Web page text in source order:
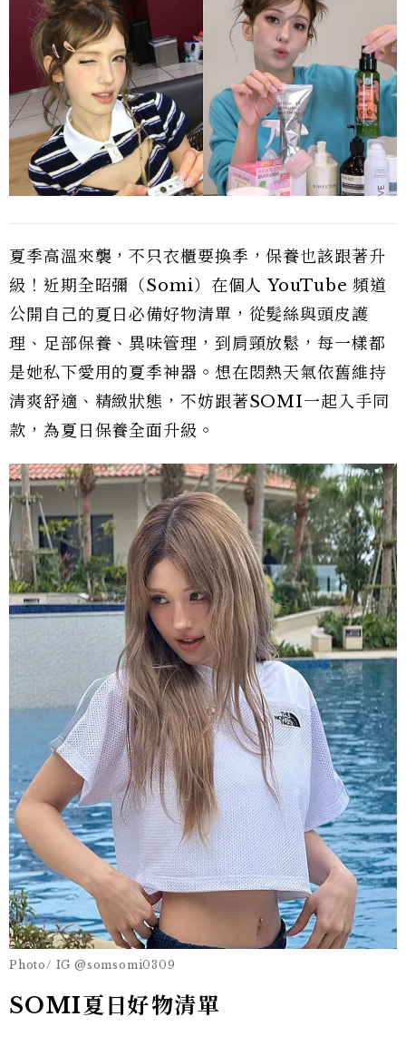
夏季高溫來襲，不只衣櫃要換季，保養也該跟著升
級！近期全昭彌（Somi）在個人 YouTube 頻道
公開自己的夏日必備好物清單，從髮絲與頭皮護
理、足部保養、異味管理，到肩頸放鬆，每一樣都
是她私下愛用的夏季神器。想在悶熱天氣依舊維持
清爽舒適、精緻狀態，不妨跟著SOMI一起入手同
款，為夏日保養全面升級。
Photo/ IG @somsomi0309
SOMI夏日好物清單